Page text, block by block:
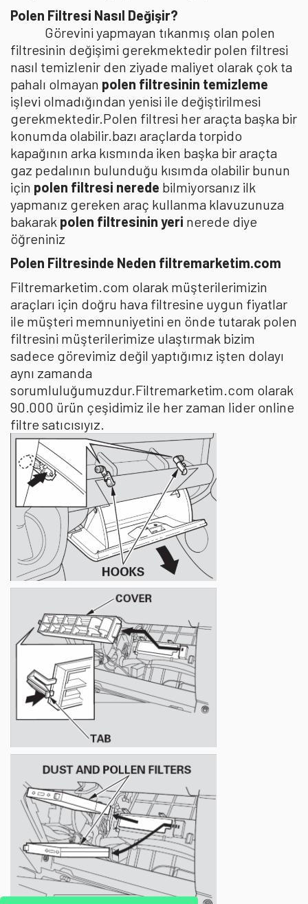
Polen Filtresi Nasıl Değişir?
Görevini yapmayan tıkanmış olan polen
filtresinin değişimi gerekmektedir polen filtresi
nasıl temizlenir den ziyade maliyet olarak çok ta
pahalı olmayan polen filtresinin temizleme
işlevi olmadığından yenisi ile değiştirilmesi
gerekmektedir.Polen filtresi her araçta başka bir
konumda olabilir.bazı araçlarda torpido
kapağının arka kısmında iken başka bir araçta
gaz pedalının bulunduğu kısımda olabilir bunun
için polen filtresi nerede bilmiyorsanız ilk
yapmanız gereken araç kullanma klavuzunuza
bakarak polen filtresinin yeri nerede diye
öğreniniz
Polen Filtresinde Neden filtremarketim.com
Filtremarketim.com olarak müşterilerimizin
araçları için doğru hava filtresine uygun fiyatlar
ile müşteri memnuniyetini en önde tutarak polen
filtresini müşterilerimize ulaştırmak bizim
sadece görevimiz değil yaptığımız işten dolayı
aynı zamanda
sorumluluğumuzdur.Filtremarketim.com olarak
90.000 ürün çeşidimiz ile her zaman lider online
filtre satıcısıyız.